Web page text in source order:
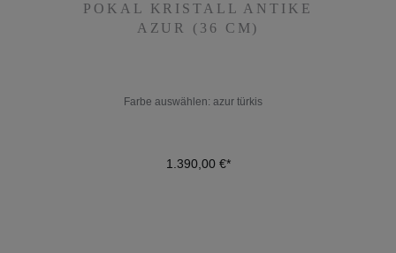
POKAL KRISTALL ANTIKE
AZUR (36 CM)
Farbe auswählen: azur türkis
1.390,00 €*
AZUR (36 CM)
DETAILS